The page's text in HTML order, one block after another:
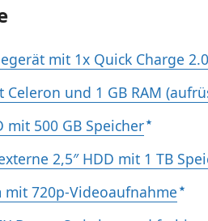
mit 1x Quick Charge 2.0
Celeron und 1 GB RAM
mit 500 GB Speicher
2,5″ HDD mit 1 TB
mit 720p-Videoaufnahme